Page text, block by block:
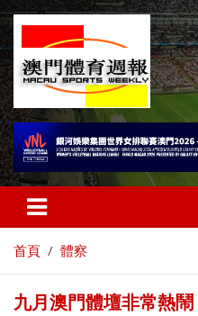
首頁 體察
九月澳門體壇非常熱